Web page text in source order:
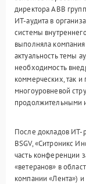
директора ABB
ИТ-аудита в
системы
выполняла
актуальность темы
необходимость
коммерческих, так
многоуровневой
продолжительными
После докладов ИТ-
BSGV, «Ситроникс
часть конференции
«ветеранов» в
компании «Лента»)